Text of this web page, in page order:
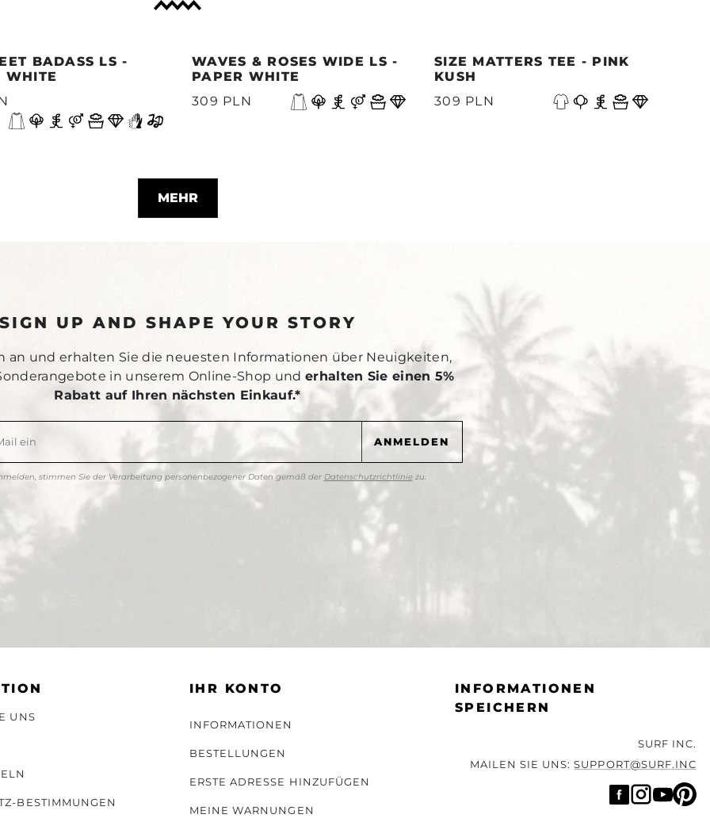
BADASS LS -
WHITE
WAVES & ROSES WIDE LS -
PAPER WHITE
309 PLN
SIZE MATTERS TEE - PINK
KUSH
309 PLN
MEHR
UP AND SHAPE YOUR STORY
an und erhalten Sie die neuesten Informationen über Neuigkeiten,
in unserem Online-Shop und erhalten Sie einen 5%
Rabatt auf Ihren nächsten Einkauf.*
stimmen Sie der Verarbeitung personenbezogener Daten gemäß der Datenschutzrichtliniezu.
UNS
BESTIMMUNGEN
IHR KONTO
INFORMATIONEN
BESTELLUNGEN
ERSTE ADRESSE HINZUFÜGEN
MEINE WARNUNGEN
INFORMATIONEN
SPEICHERN
SURF INC.
MAILEN SIE UNS:SUPPORT@SURF.INC